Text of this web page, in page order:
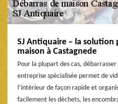
SJ Antiquaire – la solution
maison à Castagnede
Pour la plupart des cas, débarrasser
entreprise spécialisée permet de
l’intérieur de façon rapide et
facilement les déchets, les